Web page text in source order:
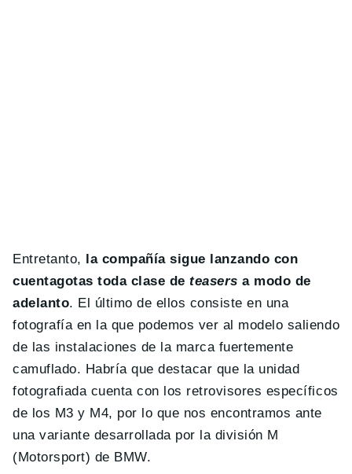
Entretanto,
la compañía sigue lanzando con
cuentagotas toda clase deteasers a modo de
adelanto. El último de ellos consiste en una
fotografía en la que podemos ver al modelo saliendo
de las instalaciones de la marca fuertemente
camuflado. Habría que destacar que la unidad
fotografiada cuenta con los retrovisores específicos
de los M3 y M4, por lo que nos encontramos ante
una variante desarrollada por la división M
(Motorsport) de BMW.